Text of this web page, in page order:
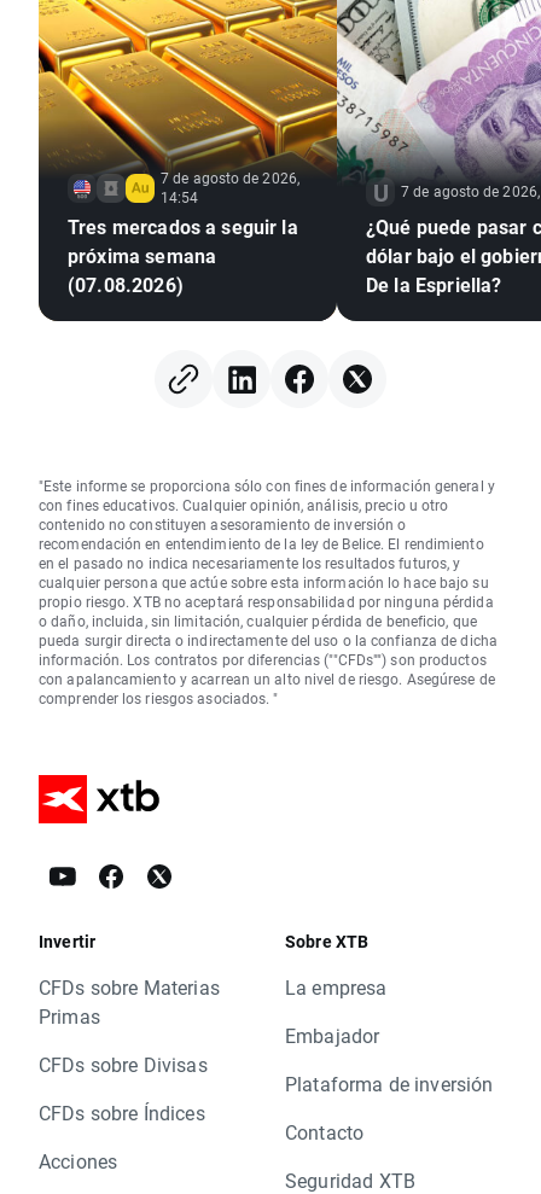
7 de agosto de 2026,
14:54
Tres mercados a seguir la
próxima semana
(07.08.2026)
7 de agosto de
¿Qué puede pasar
dólar bajo el
De la Espriella?
"Este informe se proporciona sólo con fines de información general y
con fines educativos. Cualquier opinión, análisis, precio u otro
contenido no constituyen asesoramiento de inversión o
recomendación en entendimiento de la ley de Belice. El rendimiento
en el pasado no indica necesariamente los resultados futuros, y
cualquier persona que actúe sobre esta información lo hace bajo su
propio riesgo. XTB no aceptará responsabilidad por ninguna pérdida
o daño, incluida, sin limitación, cualquier pérdida de beneficio, que
pueda surgir directa o indirectamente del uso o la confianza de dicha
información. Los contratos por diferencias (""CFDs"") son productos
con apalancamiento y acarrean un alto nivel de riesgo. Asegúrese de
comprender los riesgos asociados. "
Invertir
CFDs sobre Materias
Primas
CFDs sobre Divisas
CFDs sobre Índices
Acciones
Sobre XTB
La empresa
Embajador
Plataforma de inversión
Contacto
Seguridad XTB